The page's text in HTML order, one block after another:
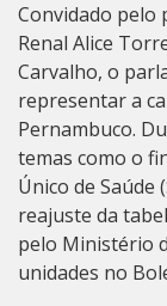
Convidado pelo
Renal Alice
Carvalho, o
representar a
Pernambuco.
temas como o
Único de Saúde
reajuste da
pelo Ministério
unidades no